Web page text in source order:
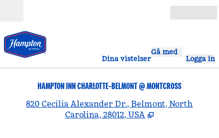
Dina vistelser
Gå med
Logga in
HAMPTON INN CHARLOTTE-BELMONT @ MONTCROSS
820 Cecilia Alexander Dr., Belmont, North
Carolina, 28012, USA